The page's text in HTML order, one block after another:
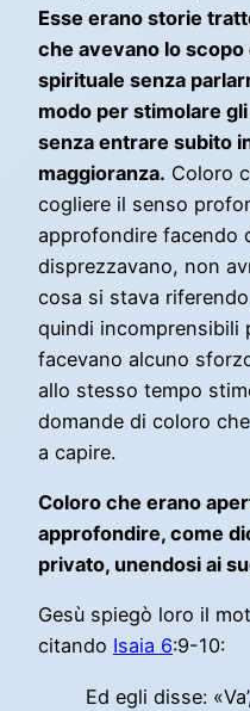
Esse erano storie
che avevano lo
spirituale senza
modo per stimolare
senza entrare subito
maggioranza. Coloro
cogliere il senso
approfondire facendo
disprezzavano, non
cosa si stava
quindi incomprensibili
facevano alcuno
allo stesso tempo
domande di coloro
a capire.
Coloro che erano
approfondire, come
privato, unendosi ai
Gesù spiegò loro il
citando Isaia 6:9-10:
Ed egli disse: